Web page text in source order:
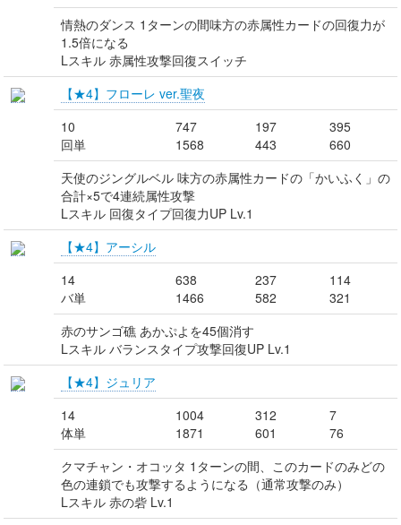
情熱のダンス 1ターンの間味方の赤属性カードの回復力が
1.5倍になる
Lスキル 赤属性攻撃回復スイッチ
【★4】フローレ ver.聖夜
10
回単
747
1568
197
443
395
660
天使のジングルベル 味方の赤属性カードの「かいふく」の
合計×5で4連続属性攻撃
Lスキル 回復タイプ回復力UP Lv.1
【★4】アーシル
14
バ単
638
1466
237
582
114
321
赤のサンゴ礁 あかぷよを45個消す
Lスキル バランスタイプ攻撃回復UP Lv.1
【★4】ジュリア
14
体単
1004
1871
312
601
7
76
クマチャン・オコッタ 1ターンの間、このカードのみどの
色の連鎖でも攻撃するようになる（通常攻撃のみ）
Lスキル 赤の砦 Lv.1